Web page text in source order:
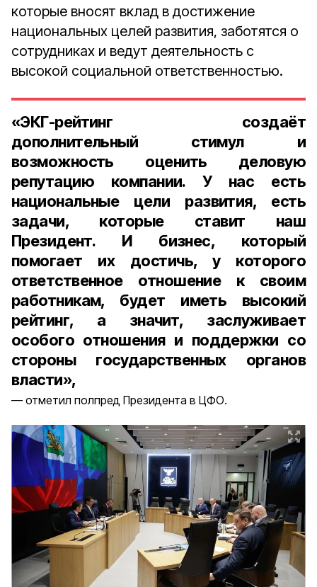
которые вносят вклад в достижение
национальных целей развития, заботятся о
сотрудниках и ведут деятельность с
высокой социальной ответственностью.
«ЭКГ-рейтинг создаёт
дополнительный стимул и
возможность оценить деловую
репутацию компании. У нас есть
национальные цели развития, есть
задачи, которые ставит наш
Президент. И бизнес, который
помогает их достичь, у которого
ответственное отношение к своим
работникам, будет иметь высокий
рейтинг, а значит, заслуживает
особого отношения и поддержки со
стороны государственных органов
власти»,
отметил полпред Президента в ЦФО.